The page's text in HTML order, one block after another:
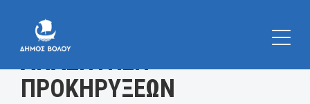
ΑΝΑΖΗΤΗΣΗ
ΠΡΟΚΗΡΥΞΕΩΝ